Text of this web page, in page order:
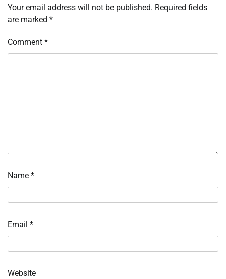
Your email address will not be published. Required fields
are marked *
Comment *
Name *
Email *
Website